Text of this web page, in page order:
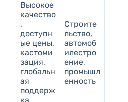
Высокое
качество
,
доступн
ые цены,
кастоми
зация,
глобальн
ая
поддерж
Строите
льство,
автомоб
илестро
ение,
промышл
енность